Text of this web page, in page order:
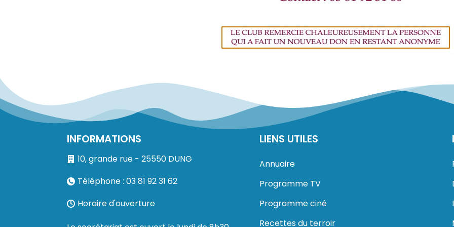
INFORMATIONS
10, grande rue - 25550 DUNG
Téléphone : 03 81 92 31 62
Horaire d'ouverture
LIENS UTILES
Annuaire
Programme TV
Programme ciné
Recettes du terroir